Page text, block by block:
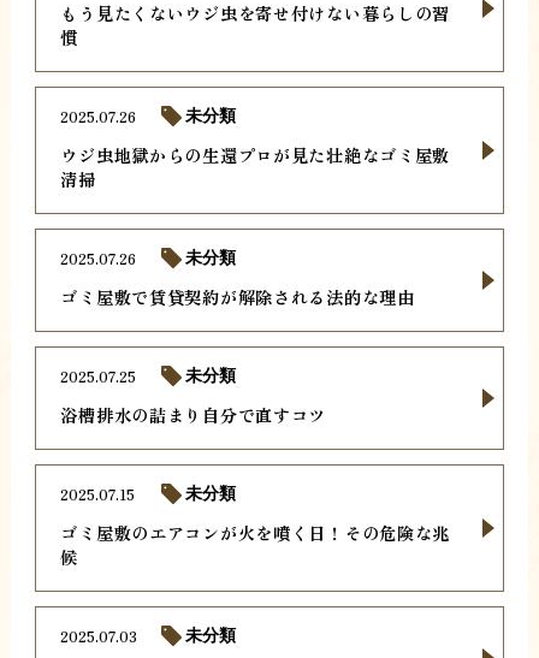
もう見たくないウジ虫を寄せ付けない暮らしの習
慣
ウジ虫地獄からの生還プロが見た壮絶なゴミ屋敷
清掃
2025.07.26 未分類
ゴミ屋敷で賃貸契約が解除される法的な理由
2025.07.26 未分類
浴槽排水の詰まり自分で直すコツ
2025.07.25 未分類
ゴミ屋敷のエアコンが火を噴く日！その危険な兆
候
2025.07.15 未分類
2025.07.03 未分類